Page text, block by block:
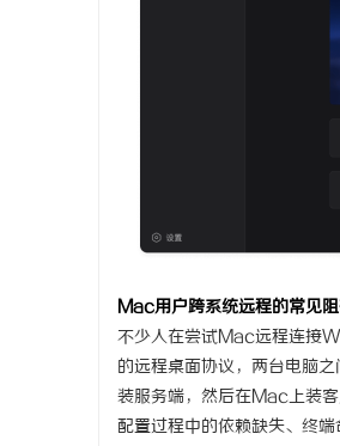
Mac用户跨系统远程的常见
不少人在尝试Mac远程连接
的远程桌面协议，两台电脑
装服务端，然后在Mac上装
配置过程中的依赖缺失、终